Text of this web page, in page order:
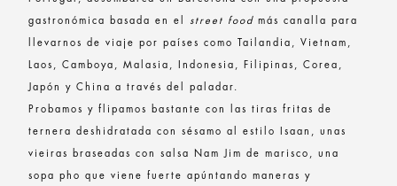
gastronómica basada en el street food más canalla para
llevarnos de viaje por países como Tailandia, Vietnam,
Laos, Camboya, Malasia, Indonesia, Filipinas, Corea,
Japón y China a través del paladar.
Probamos y flipamos bastante con las tiras fritas de
ternera deshidratada con sésamo al estilo Isaan, unas
vieiras braseadas con salsa Nam Jim de marisco, una
sopa pho que viene fuerte apúntando maneras y